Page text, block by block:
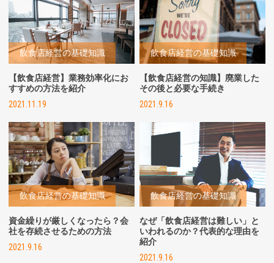
飲食店経営の基礎知識
【飲食店経営】業務効率化にお
すすめの方法を紹介
2021.11.19
飲食店経営の基礎知識
【飲食店経営の知識】廃業した
その後と必要な手続き
2021.9.16
飲食店経営の基礎知識
資金繰りが厳しくなったら？会
社を存続させるための方法
2021.9.16
飲食店経営の基礎知識
なぜ「飲食店経営は難しい」と
いわれるのか？代表的な理由を
紹介
2021.9.16